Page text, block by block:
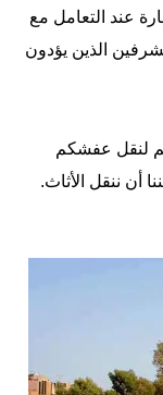
عند التعامل مع
الذين يؤدون
لنقل عفشكم
أن ننقل الأثاث.